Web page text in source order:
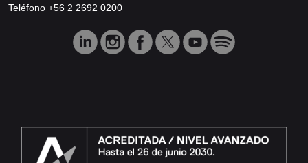
Teléfono +56 2 2692 0200